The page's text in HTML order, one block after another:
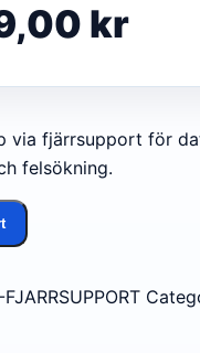
kr
via fjärrsupport för
felsökning.